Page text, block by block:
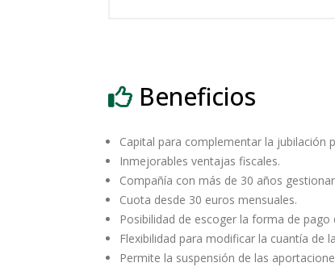
Beneficios
Capital para complementar la jubilación
Inmejorables ventajas fiscales.
Compañía con más de 30 años
Cuota desde 30 euros mensuales.
Posibilidad de escoger la forma de
Flexibilidad para modificar la cuantía de
Permite la suspensión de las